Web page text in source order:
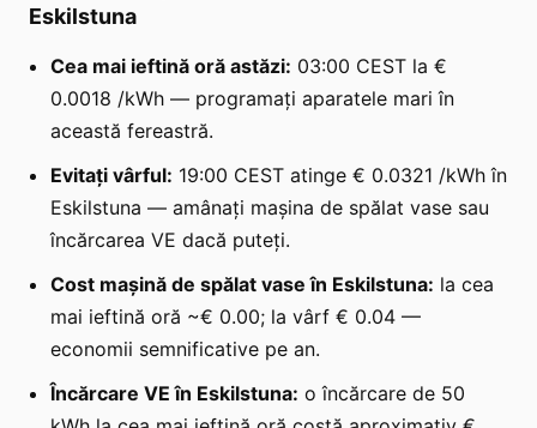
Eskilstuna
Cea mai ieftină oră astăzi: 03:00 CEST la €
0.0018 /kWh — programați aparatele mari în
această fereastră.
Evitați vârful: 19:00 CEST atinge € 0.0321 /kWh în
Eskilstuna — amânați mașina de spălat vase sau
încărcarea VE dacă puteți.
Cost mașină de spălat vase în Eskilstuna: la cea
mai ieftină oră ~€ 0.00; la vârf € 0.04 —
economii semnificative pe an.
Încărcare VE în Eskilstuna: o încărcare de 50